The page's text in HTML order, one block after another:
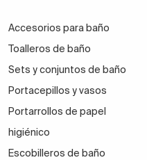
Accesorios para baño
Toalleros de baño
Sets y conjuntos de baño
Portacepillos y vasos
Portarrollos de papel
higiénico
Escobilleros de baño